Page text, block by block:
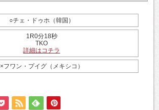
○チェ・ドゥホ（韓国）
1R0分18秒
TKO
詳細はコチラ
×フワン・プイグ（メキシコ）